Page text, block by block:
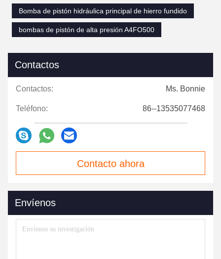
Bomba de pistón hidráulica principal de hierro fundido
bombas de pistón de alta presión A4FO500
Contactos
Contactos: Ms. Bonnie
Teléfono: 86--13535077468
Contacto ahora
Envíenos